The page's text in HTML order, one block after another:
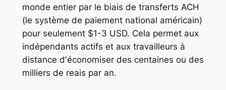
monde entier par le biais de transferts ACH
(le système de paiement national américain)
pour seulement $1-3 USD. Cela permet aux
indépendants actifs et aux travailleurs à
distance d'économiser des centaines ou des
milliers de reais par an.